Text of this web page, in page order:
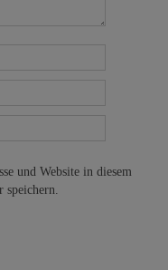
und Website in diesem
speichern.